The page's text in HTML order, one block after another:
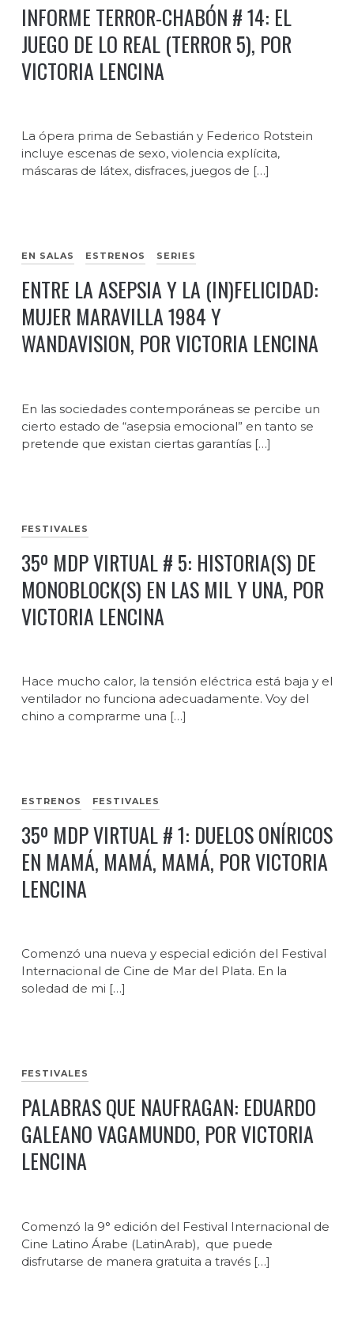
INFORME TERROR-CHABÓN # 14: EL
JUEGO DE LO REAL (TERROR 5), POR
VICTORIA LENCINA
La ópera prima de Sebastián y Federico Rotstein
incluye escenas de sexo, violencia explícita,
máscaras de látex, disfraces, juegos de […]
EN SALAS ESTRENOS SERIES
ENTRE LA ASEPSIA Y LA (IN)FELICIDAD:
MUJER MARAVILLA 1984 Y
WANDAVISION, POR VICTORIA LENCINA
En las sociedades contemporáneas se percibe un
cierto estado de “asepsia emocional” en tanto se
pretende que existan ciertas garantías […]
FESTIVALES
35º MDP VIRTUAL # 5: HISTORIA(S) DE
MONOBLOCK(S) EN LAS MIL Y UNA, POR
VICTORIA LENCINA
Hace mucho calor, la tensión eléctrica está baja y el
ventilador no funciona adecuadamente. Voy del
chino a comprarme una […]
ESTRENOS FESTIVALES
35º MDP VIRTUAL # 1: DUELOS ONÍRICOS
EN MAMÁ, MAMÁ, MAMÁ, POR VICTORIA
LENCINA
Comenzó una nueva y especial edición del Festival
Internacional de Cine de Mar del Plata. En la
soledad de mi […]
FESTIVALES
PALABRAS QUE NAUFRAGAN: EDUARDO
GALEANO VAGAMUNDO, POR VICTORIA
LENCINA
Comenzó la 9° edición del Festival Internacional de
Cine Latino Árabe (LatinArab), que puede
disfrutarse de manera gratuita a través […]